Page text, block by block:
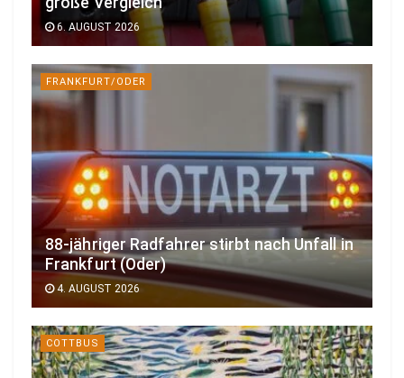
6. AUGUST 2026
FRANKFURT/ODER
88-jähriger Radfahrer stirbt nach Unfall in
Frankfurt (Oder)
4. AUGUST 2026
COTTBUS